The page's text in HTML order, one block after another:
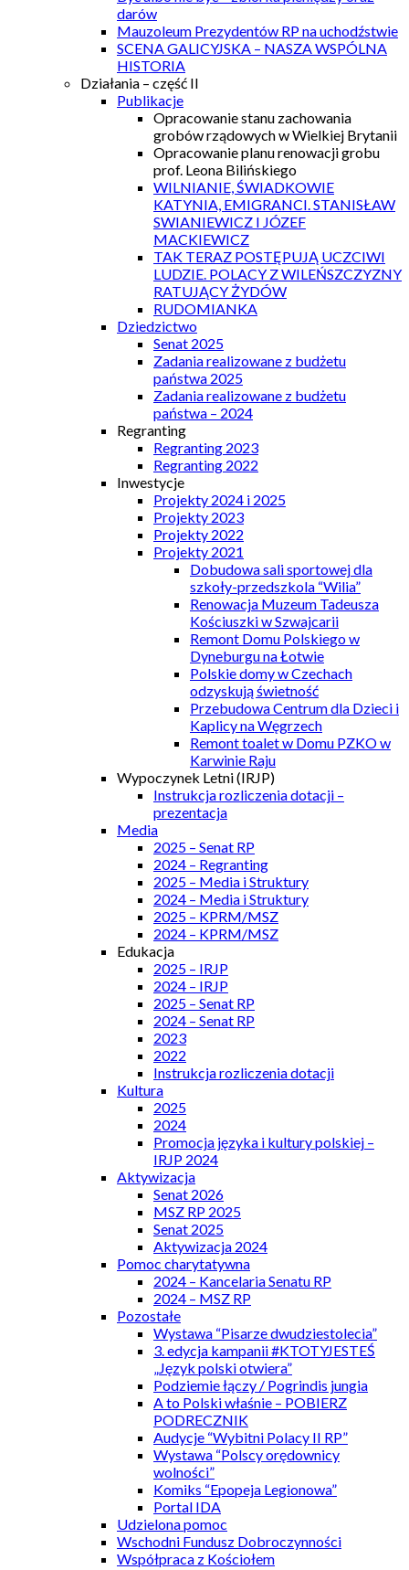
darów
Mauzoleum Prezydentów RP na uchodźstwie
SCENA GALICYJSKA – NASZA WSPÓLNA
HISTORIA
Działania – część II
Publikacje
Opracowanie stanu zachowania
grobów rządowych w Wielkiej Brytanii
Opracowanie planu renowacji grobu
prof. Leona Bilińskiego
WILNIANIE, ŚWIADKOWIE
KATYNIA, EMIGRANCI. STANISŁAW
SWIANIEWICZ I JÓZEF
MACKIEWICZ
TAK TERAZ POSTĘPUJĄ UCZCIWI
LUDZIE. POLACY Z WILEŃSZCZYZNY
RATUJĄCY ŻYDÓW
RUDOMIANKA
Dziedzictwo
Senat 2025
Zadania realizowane z budżetu
państwa 2025
Zadania realizowane z budżetu
państwa – 2024
Regranting
Regranting 2023
Regranting 2022
Inwestycje
Projekty 2024 i 2025
Projekty 2023
Projekty 2022
Projekty 2021
Dobudowa sali sportowej dla
szkoły-przedszkola “Wilia”
Renowacja Muzeum Tadeusza
Kościuszki w Szwajcarii
Remont Domu Polskiego w
Dyneburgu na Łotwie
Polskie domy w Czechach
odzyskują świetność
Przebudowa Centrum dla Dzieci i
Kaplicy na Węgrzech
Remont toalet w Domu PZKO w
Karwinie Raju
Wypoczynek Letni (IRJP)
Instrukcja rozliczenia dotacji –
prezentacja
Media
2025 – Senat RP
2024 – Regranting
2025 – Media i Struktury
2024 – Media i Struktury
2025 – KPRM/MSZ
2024 – KPRM/MSZ
Edukacja
2025 – IRJP
2024 – IRJP
2025 – Senat RP
2024 – Senat RP
2023
2022
Instrukcja rozliczenia dotacji
Kultura
2025
2024
Promocja języka i kultury polskiej –
IRJP 2024
Aktywizacja
Senat 2026
MSZ RP 2025
Senat 2025
Aktywizacja 2024
Pomoc charytatywna
2024 – Kancelaria Senatu RP
2024 – MSZ RP
Pozostałe
Wystawa “Pisarze dwudziestolecia”
3. edycja kampanii #KTOTYJESTEŚ
„Język polski otwiera”
Podziemie łączy / Pogrindis jungia
A to Polski właśnie – POBIERZ
PODRECZNIK
Audycje “Wybitni Polacy II RP”
Wystawa “Polscy orędownicy
wolności”
Komiks “Epopeja Legionowa”
Portal IDA
Udzielona pomoc
Wschodni Fundusz Dobroczynności
Współpraca z Kościołem